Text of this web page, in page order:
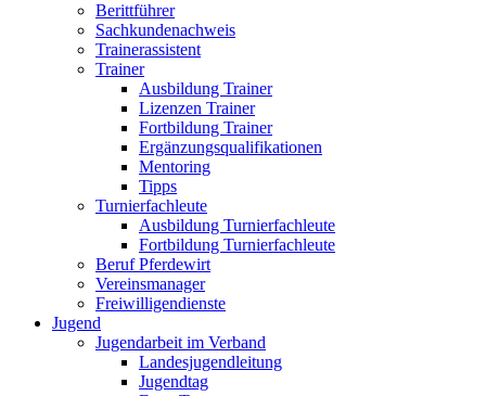
Berittführer
Sachkundenachweis
Trainerassistent
Trainer
Ausbildung Trainer
Lizenzen Trainer
Fortbildung Trainer
Ergänzungsqualifikationen
Mentoring
Tipps
Turnierfachleute
Ausbildung Turnierfachleute
Fortbildung Turnierfachleute
Beruf Pferdewirt
Vereinsmanager
Freiwilligendienste
Jugend
Jugendarbeit im Verband
Landesjugendleitung
Jugendtag